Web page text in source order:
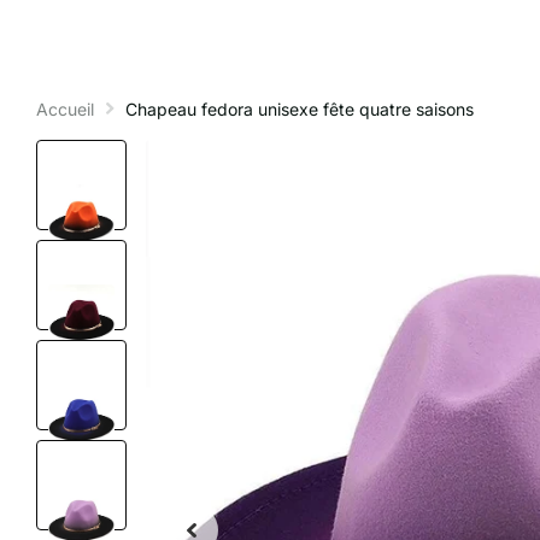
Accueil Chapeau fedora unisexe fête quatre saisons